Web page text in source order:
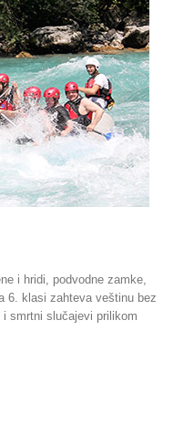
i hridi, podvodne zamke,
6. klasi zahteva veštinu bez
smrtni slučajevi prilikom